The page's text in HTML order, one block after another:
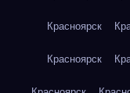
Красноярск
Красноярск